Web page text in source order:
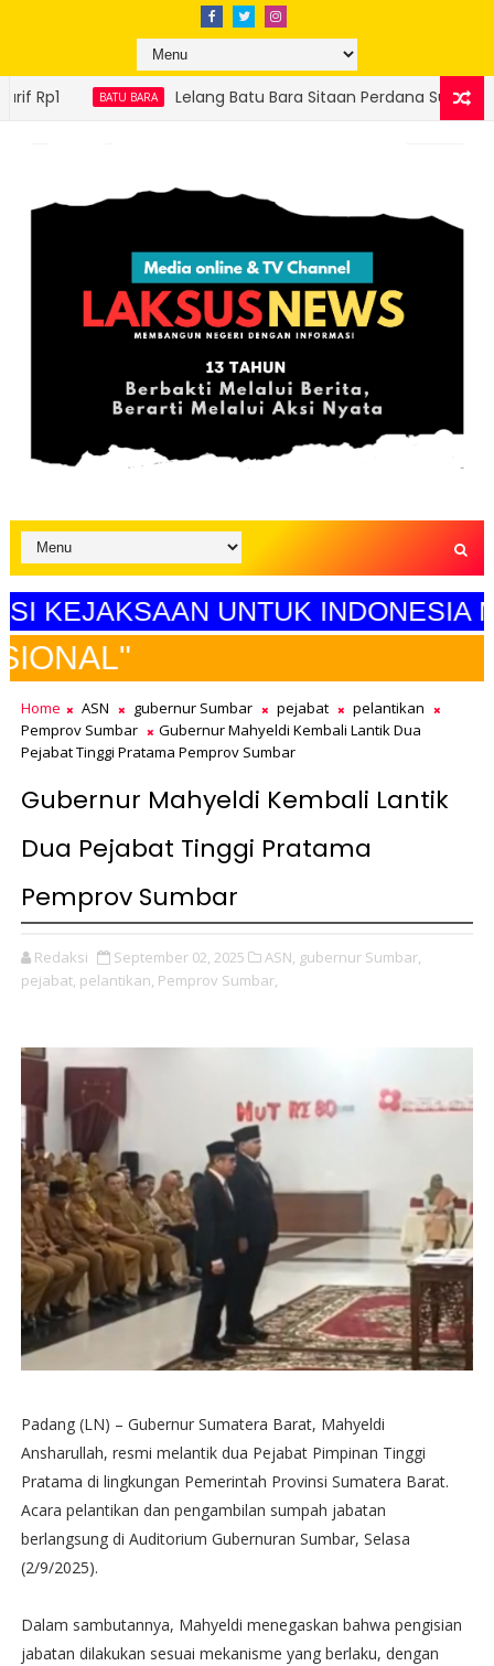
Batu Bara Sitaan Perdana Sukses, Ditjen Gakkum ESDM Setor
UNTUK INDONESIA MAJU"
Home ASN gubernur Sumbar pejabat
pelantikan
Pemprov Sumbar
Gubernur Mahyeldi Kembali Lantik Dua
Pejabat Tinggi Pratama Pemprov Sumbar
Gubernur Mahyeldi Kembali Lantik
Dua Pejabat Tinggi Pratama
Pemprov Sumbar
Redaksi September 02, 2025 ASN, gubernur Sumbar,
pejabat, pelantikan, Pemprov Sumbar,
Padang (LN) – Gubernur Sumatera Barat, Mahyeldi
Ansharullah, resmi melantik dua Pejabat Pimpinan Tinggi
Pratama di lingkungan Pemerintah Provinsi Sumatera Barat.
Acara pelantikan dan pengambilan sumpah jabatan
berlangsung di Auditorium Gubernuran Sumbar, Selasa
(2/9/2025).
Dalam sambutannya, Mahyeldi menegaskan bahwa pengisian
jabatan dilakukan sesuai mekanisme yang berlaku, dengan